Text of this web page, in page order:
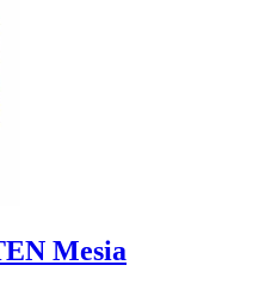
Mesia